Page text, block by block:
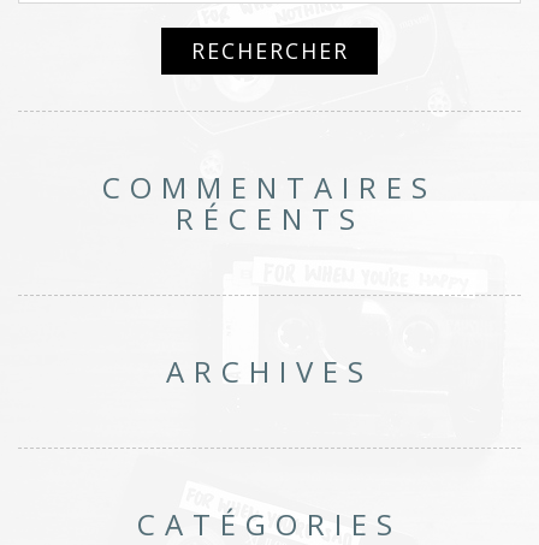
COMMENTAIRES
RÉCENTS
ARCHIVES
CATÉGORIES